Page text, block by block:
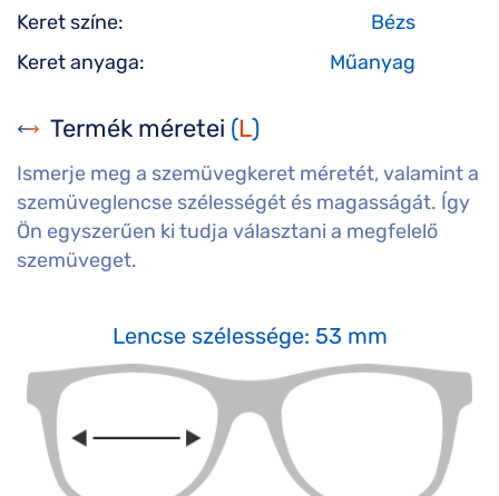
Keret színe:
Bézs
Keret anyaga:
Műanyag
Termék méretei (L)
Ismerje meg a szemüvegkeret méretét, valamint a
szemüveglencse szélességét és magasságát. Így
Ön egyszerűen ki tudja választani a megfelelő
szemüveget.
Lencse szélessége: 53 mm